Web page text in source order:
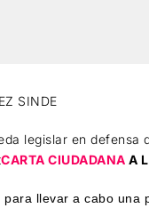
SINDE
legislar en
CARTA CIUDADANA A
llevar a cabo